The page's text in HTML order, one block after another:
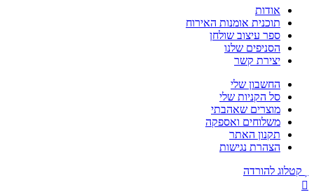
אודות
תוכנית אומנות האירוח
ספר עיצוב שולחן
הסניפים שלנו
יצירת קשר
החשבון שלי
סל הקניות שלי
מוצרים שאהבתי
משלוחים ואספקה
תקנון האתר
הצהרת נגישות
קטלוג להורדה